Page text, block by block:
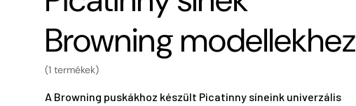
Browning modellekhez
(1 termékek)
A Browning puskákhoz készült Picatinny síneink univerzális